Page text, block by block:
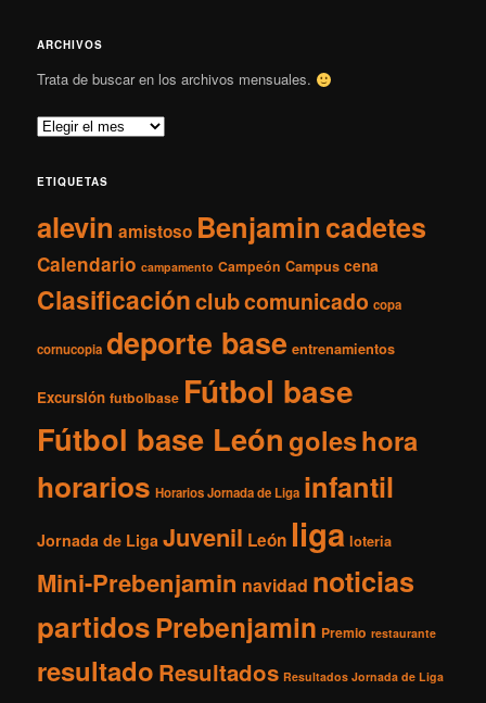
ARCHIVOS
Trata de buscar en los archivos mensuales.
A
v
o
ETIQUETAS
alevin amistoso Benjamincadetes
Calendario campamento Campeón Campus cena
Clasificaciónclubcomunicado copa
cornucopia deporte base entrenamientos
Excursión futbolbase Fútbol base
Fútbol base Leóngoleshora
horarios Horarios Jornada de Liga infantil
Jornada de Liga Juvenil León liga loteria
Mini-Prebenjamin navidad noticias
partidosPrebenjamin Premio restaurante
resultado Resultados Resultados Jornada de Liga